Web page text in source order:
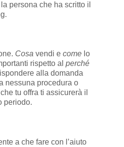
persona che ha scritto il
Cosa vendi e comelo
rispetto al perché
alla domanda
nessuna procedura o
tu offra ti assicurerà il
periodo.
a che fare con l’aiuto